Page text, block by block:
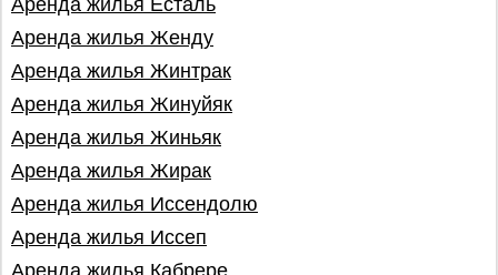
Аренда жилья Есталь
Аренда жилья Женду
Аренда жилья Жинтрак
Аренда жилья Жинуйяк
Аренда жилья Жиньяк
Аренда жилья Жирак
Аренда жилья Иссендолю
Аренда жилья Иссеп
Аренда жилья Кабрере